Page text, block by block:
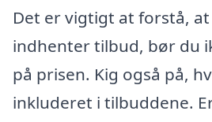
Det er vigtigt at forstå,
indhenter tilbud, bør du
på prisen. Kig også på,
inkluderet i tilbuddene.